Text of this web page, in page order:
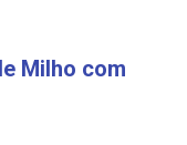
Milho com